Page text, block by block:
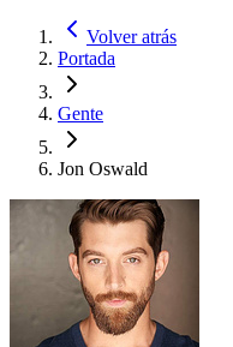
Volver atrás
Portada
Gente
Jon Oswald